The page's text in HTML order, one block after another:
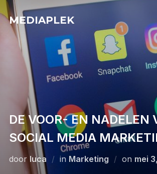
Ga
naar
inhoud
MEDIAPLEK
DE VOOR- EN NADELEN
SOCIAL MEDIA
doorluca in Marketing on mei